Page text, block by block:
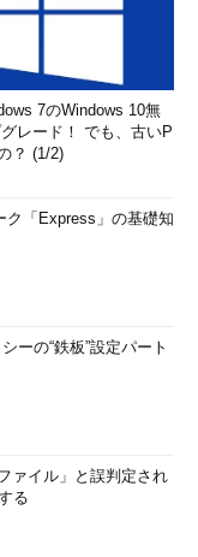
7のWindows 10無
レード！ でも、古いP
？ (1/2)
ク「Express」の基礎知
ーの“鉄板”設定パート
ァイル」と誤判定され
る